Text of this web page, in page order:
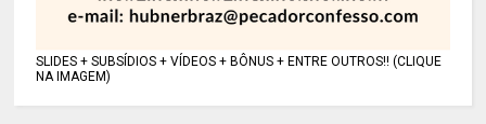
SLIDES + SUBSÍDIOS + VÍDEOS + BÔNUS + ENTRE OUTROS!! (CLIQUE
NA IMAGEM)